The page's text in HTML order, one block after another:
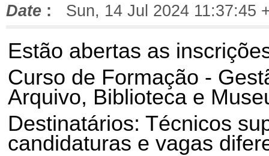
Date : Sun, 14 Jul 2024 11:37:45
Estão abertas as
Curso de Formação -
Arquivo, Biblioteca e
Destinatários: Técnicos
candidaturas e vagas